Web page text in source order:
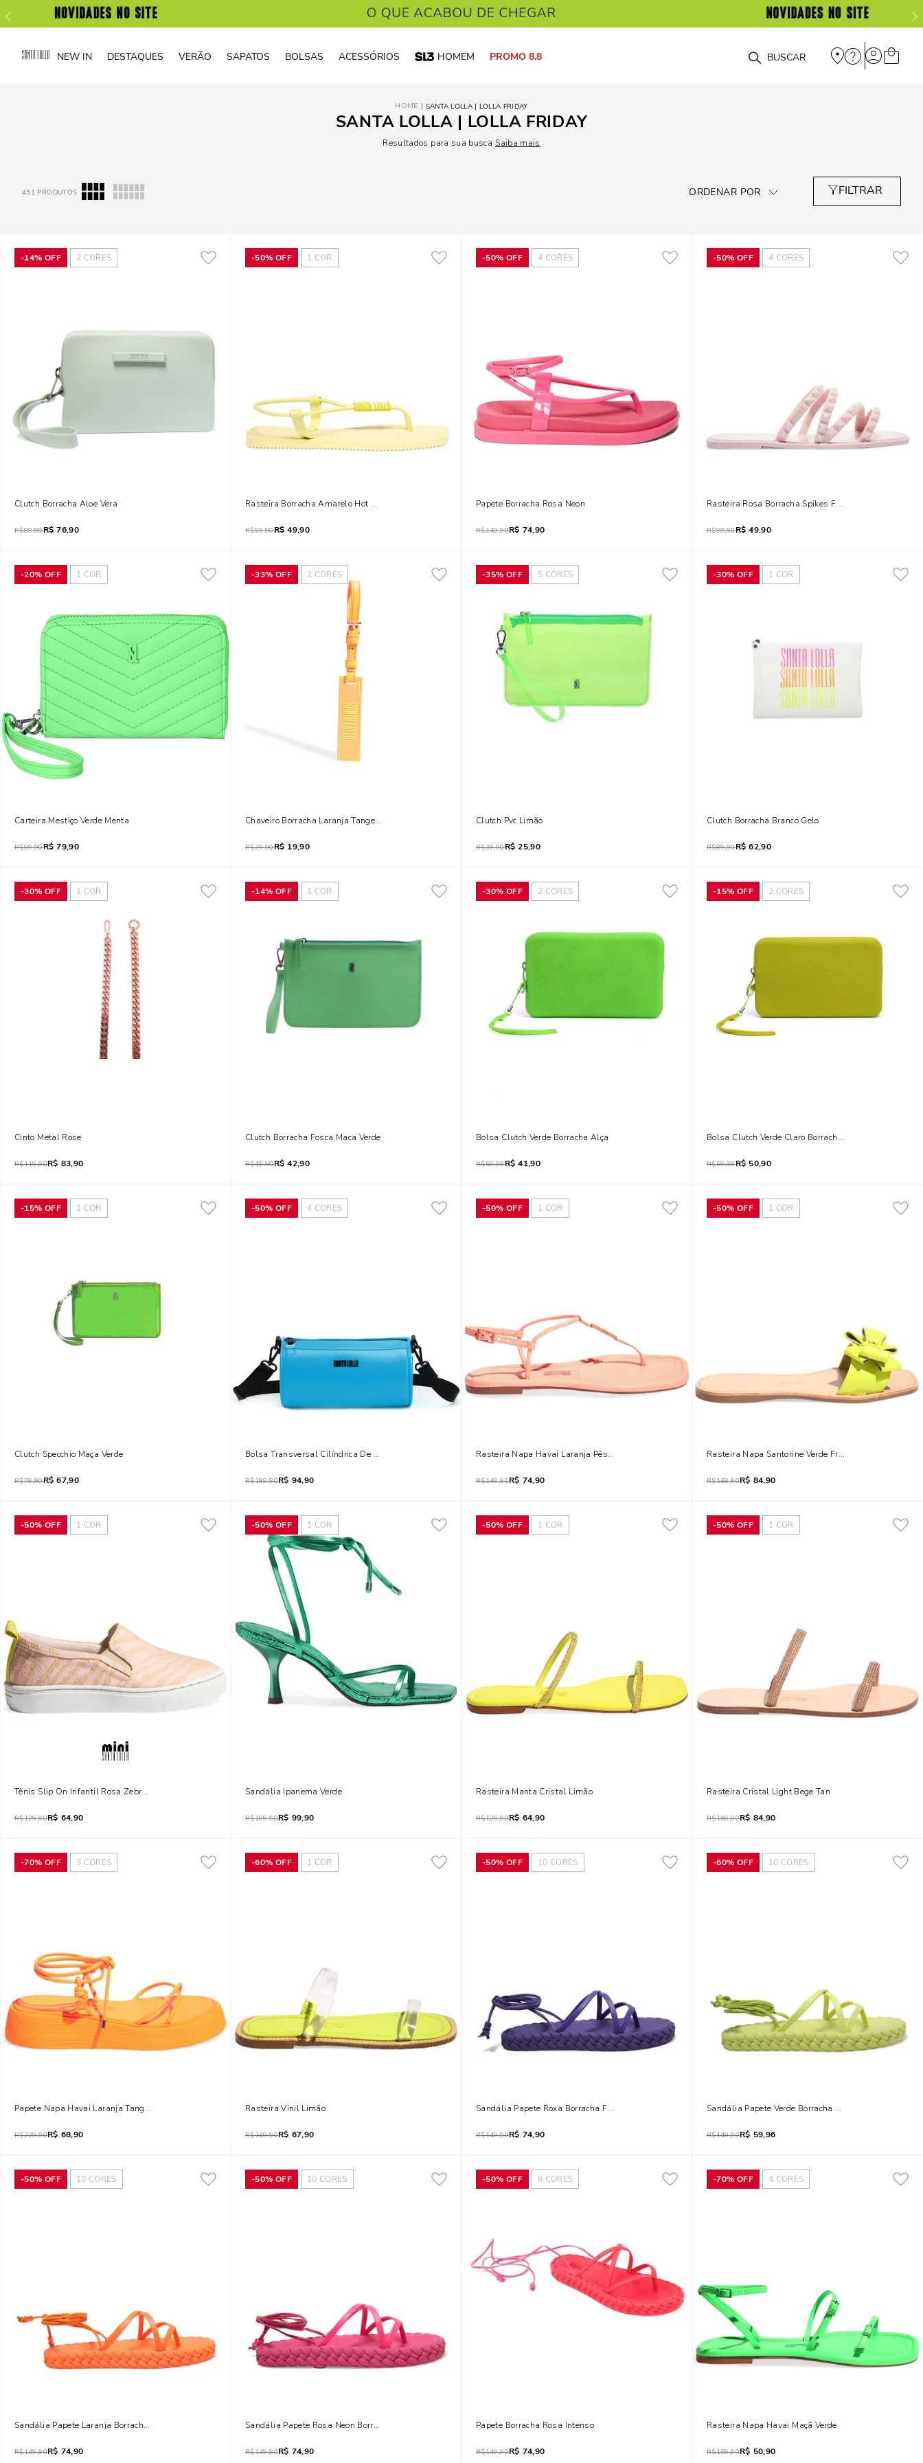
NEW IN DESTAQUES VERÃO SAPATOS BOLSAS ACESSÓRIOS HOMEM PROMO 8.8 O que você está procurando?
SANTA LOLLA | LOLLA FRIDAY
SANTA LOLLA | LOLLA FRIDAY
Resultados para sua busca Saiba mais
451 PRODUTOS
-14% OFF 2 CORES
Clutch Borracha Aloe Vera
R$89,90R$ 76,90
-50% OFF 1 COR
Rasteira Borracha Amarelo Hot Oliva
R$99,90R$ 49,90
-50% OFF 4 CORES
Papete Borracha Rosa Neon
R$149,90R$ 74,90
-50% OFF 4 CORES
Rasteira Rosa Borracha Spikes Flat
R$99,90R$ 49,90
-20% OFF 1 COR
Carteira Mestiço Verde Menta
R$99,90R$ 79,90
-33% OFF 2 CORES
Chaveiro Borracha Laranja Tangerina
R$29,90R$ 19,90
-35% OFF 5 CORES
Clutch Pvc Limão
R$39,90R$ 25,90
-30% OFF 1 COR
Clutch Borracha Branco Gelo
R$89,90R$ 62,90
-30% OFF 1 COR
Cinto Metal Rose
R$119,90R$ 83,90
-14% OFF 1 COR
Clutch Borracha Fosca Maca Verde
R$49,90R$ 42,90
-30% OFF 2 CORES
Bolsa Clutch Verde Borracha Alça
R$59,90R$ 41,90
-15% OFF 2 CORES
Bolsa Clutch Verde Claro Borracha Alça
R$59,90R$ 50,90
-15% OFF 1 COR
Clutch Specchio Maça Verde
R$79,90R$ 67,90
-50% OFF 4 CORES
Bolsa Transversal Cilíndrica De Borracha Azul Piscine Neon
R$189,90R$ 94,90
-50% OFF 1 COR
Rasteira Napa Havai Laranja Pêssego
R$149,90R$ 74,90
-50% OFF 1 COR
Rasteira Napa Santorine Verde Fresh
R$169,90R$ 84,90
-50% OFF 1 COR
Tênis Slip On Infantil Rosa Zebra Eco
R$129,90R$ 64,90
-50% OFF 1 COR
Sandália Ipanema Verde
R$199,90R$ 99,90
-50% OFF 1 COR
Rasteira Manta Cristal Limão
R$129,90R$ 64,90
-50% OFF 1 COR
Rasteira Cristal Light Bege Tan
R$169,90R$ 84,90
-70% OFF 3 CORES
Papete Napa Havai Laranja Tangerina
R$229,90R$ 68,90
-60% OFF 1 COR
Rasteira Vinil Limão
R$169,90R$ 67,90
-50% OFF 10 CORES
Sandália Papete Roxa Borracha Flat Trançada
R$149,90R$ 74,90
-60% OFF 10 CORES
Sandália Papete Verde Borracha Flat Trançada
R$149,90R$ 59,96
-50% OFF 10 CORES
Sandália Papete Laranja Borracha Flat Trançada
R$149,90R$ 74,90
-50% OFF 10 CORES
Sandália Papete Rosa Neon Borracha Flat Trançada
R$149,90R$ 74,90
-50% OFF 8 CORES
Papete Borracha Rosa Intenso
R$149,90R$ 74,90
-70% OFF 4 CORES
Rasteira Napa Havai Maçã Verde
R$169,90R$ 50,90